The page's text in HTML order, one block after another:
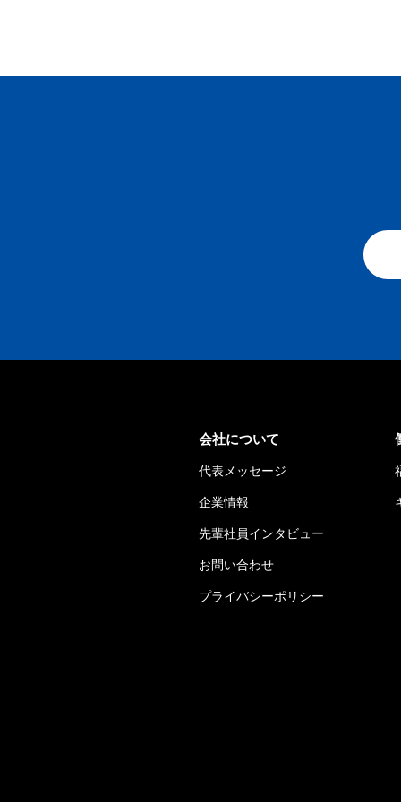
会社について
代表メッセージ
企業情報
先輩社員インタビュー
お問い合わせ
プライバシーポリシー